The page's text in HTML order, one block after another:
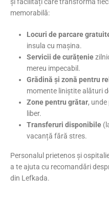
și facilități care transformă
memorabilă:
Locuri de parcare
insula cu mașina.
Servicii de curățenie
mereu impecabil.
Grădină și zonă pentru
momente liniștite alături
Zone pentru grătar,
liber.
Transferuri disponibile
vacanță fără stres.
Personalul prietenos și
a te ajuta cu recomandări
din Lefkada.